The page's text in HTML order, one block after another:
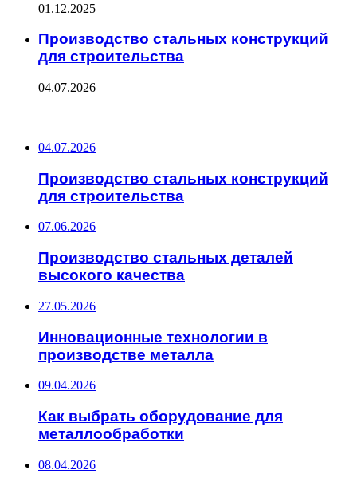
01.12.2025
Производство стальных конструкций
для строительства
04.07.2026
04.07.2026
Производство стальных конструкций
для строительства
07.06.2026
Производство стальных деталей
высокого качества
27.05.2026
Инновационные технологии в
производстве металла
09.04.2026
Как выбрать оборудование для
металлообработки
08.04.2026